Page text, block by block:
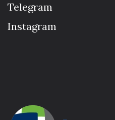
Telegram
Instagram